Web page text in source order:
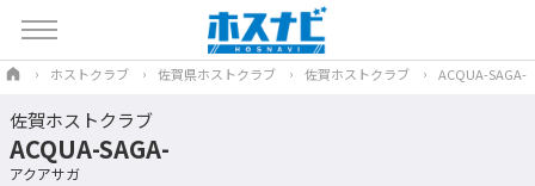
ホストクラブ 佐賀県ホストクラブ 佐賀ホストクラブ ACQUA-SAGA-
佐賀ホストクラブ
ACQUA-SAGA-
アクアサガ